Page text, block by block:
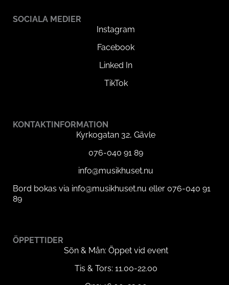
SOCIALA MEDIER
Instagram
Facebook
Linked In
TikTok
KONTAKTINFORMATION
Kyrkogatan 32, Gävle
076-040 91 89
info@musikhuset.nu
Bord bokas via info@musikhuset.nu eller 076-040 91
89
ÖPPETTIDER
Sön & Mån: Öppet vid event
Tis & Tors: 11.00-22.00